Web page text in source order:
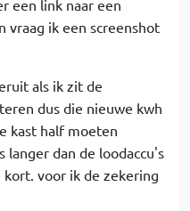
een link naar een
vraag ik een screenshot
als ik zit de
dus die nieuwe kwh
kast half moeten
langer dan de loodaccu's
voor ik de zekering